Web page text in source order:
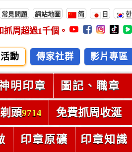
常見問題 網站地圖 简 日 한
抓周超過1千個。
動 傳家社群 影片專區
明印章 圖記、職章
頭9714 免費抓周收涎
印章原礦 印章知識